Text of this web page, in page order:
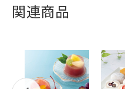
関連商品